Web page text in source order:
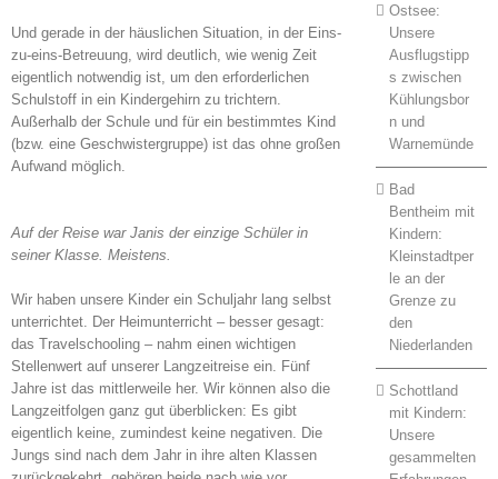
Und gerade in der häuslichen Situation, in der Eins-
zu-eins-Betreuung, wird deutlich, wie wenig Zeit
eigentlich notwendig ist, um den erforderlichen
Schulstoff in ein Kindergehirn zu trichtern.
Außerhalb der Schule und für ein bestimmtes Kind
(bzw. eine Geschwistergruppe) ist das ohne großen
Aufwand möglich.
Auf der Reise war Janis der einzige Schüler in
seiner Klasse. Meistens.
Wir haben unsere Kinder ein Schuljahr lang selbst
unterrichtet. Der Heimunterricht – besser gesagt:
das Travelschooling – nahm einen wichtigen
Stellenwert auf unserer Langzeitreise ein. Fünf
Jahre ist das mittlerweile her. Wir können also die
Langzeitfolgen ganz gut überblicken: Es gibt
eigentlich keine, zumindest keine negativen. Die
Jungs sind nach dem Jahr in ihre alten Klassen
Ostsee:
Unsere
Ausflugstipp
s zwischen
Kühlungsbor
n und
Warnemünde
Bad
Bentheim mit
Kindern:
Kleinstadtper
le an der
Grenze zu
den
Niederlanden
Schottland
mit Kindern:
Unsere
gesammelten